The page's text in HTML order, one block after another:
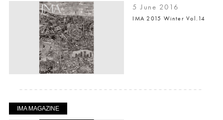
5 June 2016
IMA 2015 Winter Vol.14
IMA MAGAZINE